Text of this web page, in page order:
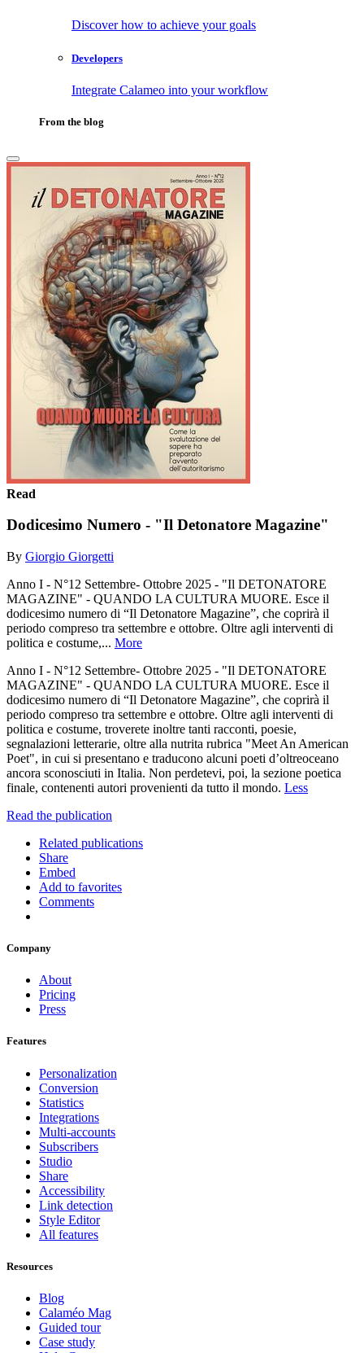
Discover how to achieve your goals
Developers
Integrate Calameo into your workflow
From the blog
Read
Dodicesimo Numero - "Il Detonatore Magazine"
By Giorgio Giorgetti
Anno I - N°12 Settembre- Ottobre 2025 - "Il DETONATORE
MAGAZINE" - QUANDO LA CULTURA MUORE. Esce il
dodicesimo numero di “Il Detonatore Magazine”, che coprirà il
periodo compreso tra settembre e ottobre. Oltre agli interventi di
politica e costume,... More
Anno I - N°12 Settembre- Ottobre 2025 - "Il DETONATORE
MAGAZINE" - QUANDO LA CULTURA MUORE. Esce il
dodicesimo numero di “Il Detonatore Magazine”, che coprirà il
periodo compreso tra settembre e ottobre. Oltre agli interventi di
politica e costume, troverete inoltre tanti racconti, poesie,
segnalazioni letterarie, oltre alla nutrita rubrica "Meet An American
Poet", in cui si presentano e traducono alcuni poeti d’oltreoceano
ancora sconosciuti in Italia. Non perdetevi, poi, la sezione poetica
finale, contenenti autori provenienti da tutto il mondo. Less
Read the publication
Related publications
Share
Embed
Add to favorites
Comments
Company
About
Pricing
Press
Features
Personalization
Conversion
Statistics
Integrations
Multi-accounts
Subscribers
Studio
Share
Accessibility
Link detection
Style Editor
All features
Resources
Blog
Calaméo Mag
Guided tour
Case study